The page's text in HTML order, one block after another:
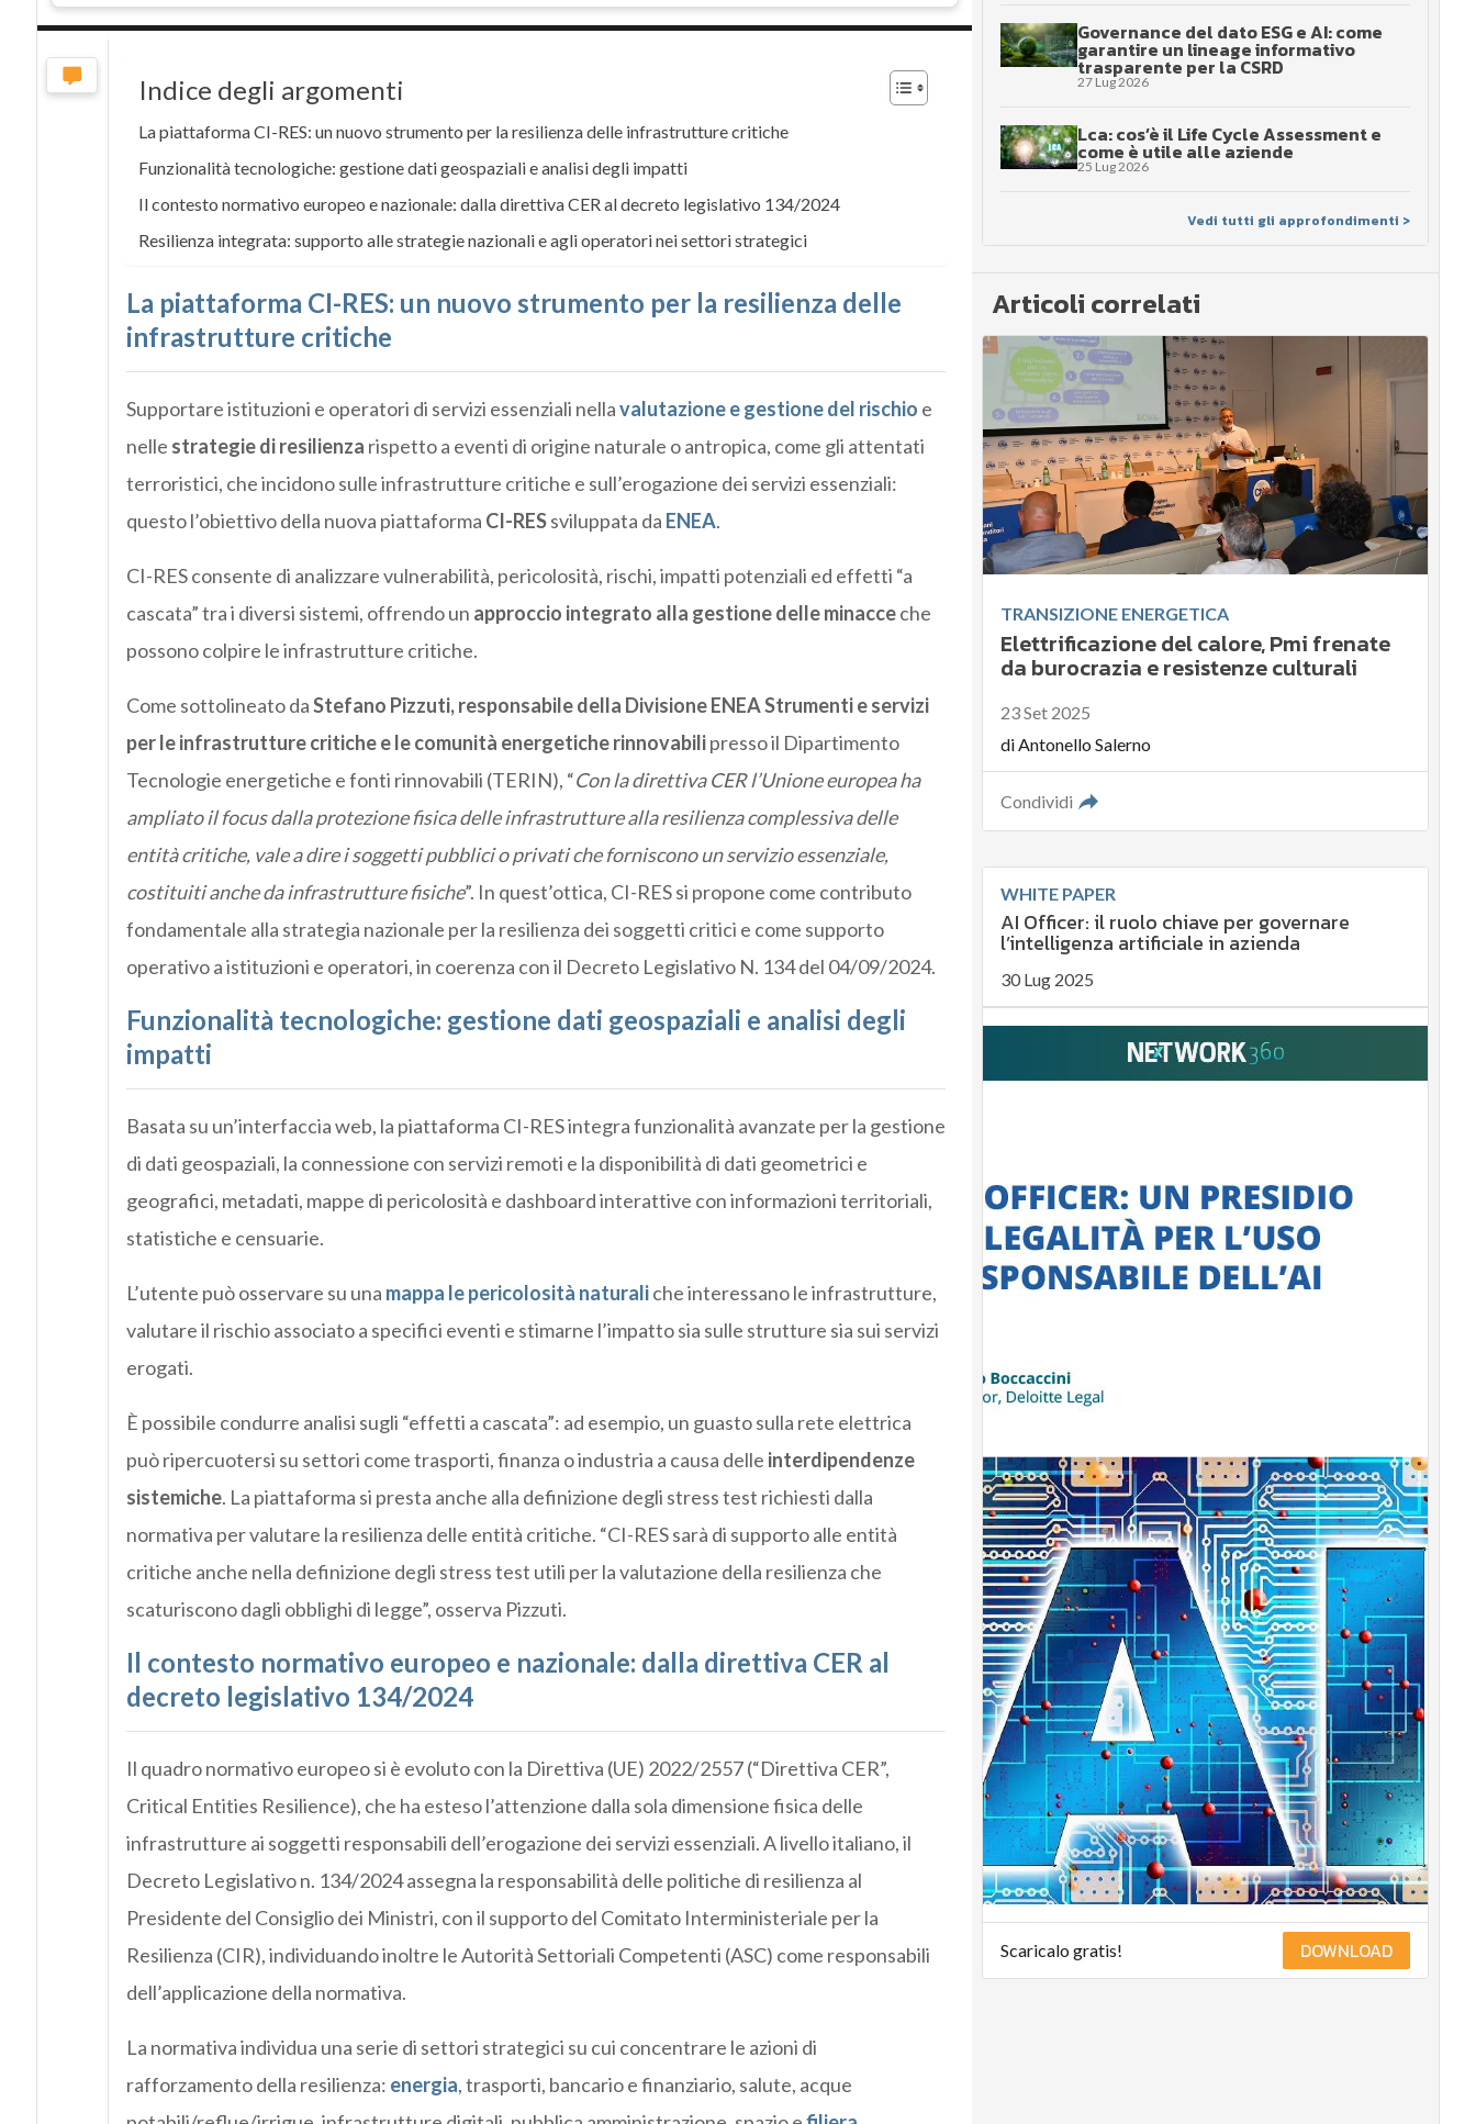
Indice degli argomenti
La piattaforma CI-RES: un nuovo strumento per la resilienza delle infrastrutture critiche
Funzionalità tecnologiche: gestione dati geospaziali e analisi degli impatti
Il contesto normativo europeo e nazionale: dalla direttiva CER al decreto legislativo 134/2024
Resilienza integrata: supporto alle strategie nazionali e agli operatori nei settori strategici
La piattaforma CI-RES: un nuovo strumento per la resilienza delle
infrastrutture critiche
Supportare istituzioni e operatori di servizi essenziali nellavalutazione e gestione del rischio e
nelle strategie di resilienza rispetto a eventi di origine naturale o antropica, come gli attentati
terroristici, che incidono sulle infrastrutture critiche e sull’erogazione dei servizi essenziali:
questo l’obiettivo della nuova piattaforma CI-RESsviluppata da ENEA.
CI-RES consente di analizzare vulnerabilità, pericolosità, rischi, impatti potenziali ed effetti “a
cascata” tra i diversi sistemi, offrendo un approccio integrato alla gestione delle minacceche
possono colpire le infrastrutture critiche.
Come sottolineato daStefano Pizzuti, responsabile della Divisione ENEA Strumenti e servizi
per le infrastrutture critiche e le comunità energetiche rinnovabilipresso il Dipartimento
Tecnologie energetiche e fonti rinnovabili (TERIN), “Con la direttiva CER l’Unione europea ha
ampliato il focus dalla protezione fisica delle infrastrutture alla resilienza complessiva delle
entità critiche, vale a dire i soggetti pubblici o privati che forniscono un servizio essenziale,
costituiti anche da infrastrutture fisiche”. In quest’ottica, CI-RES si propone come contributo
fondamentale alla strategia nazionale per la resilienza dei soggetti critici e come supporto
operativo a istituzioni e operatori, in coerenza con il Decreto Legislativo N. 134 del 04/09/2024.
Funzionalità tecnologiche: gestione dati geospaziali e analisi degli
impatti
Basata su un’interfaccia web, la piattaforma CI-RES integra funzionalità avanzate per la gestione
di dati geospaziali, la connessione con servizi remoti e la disponibilità di dati geometrici e
geografici, metadati, mappe di pericolosità e dashboard interattive con informazioni territoriali,
statistiche e censuarie.
L’utente può osservare su una mappa le pericolosità naturaliche interessano le infrastrutture,
valutare il rischio associato a specifici eventi e stimarne l’impatto sia sulle strutture sia sui servizi
erogati.
È possibile condurre analisi sugli “effetti a cascata”: ad esempio, un guasto sulla rete elettrica
può ripercuotersi su settori come trasporti, finanza o industria a causa delle interdipendenze
sistemiche. La piattaforma si presta anche alla definizione degli stress test richiesti dalla
normativa per valutare la resilienza delle entità critiche. “CI-RES sarà di supporto alle entità
critiche anche nella definizione degli stress test utili per la valutazione della resilienza che
scaturiscono dagli obblighi di legge”, osserva Pizzuti.
Il contesto normativo europeo e nazionale: dalla direttiva CER al
decreto legislativo 134/2024
Il quadro normativo europeo si è evoluto con la Direttiva (UE) 2022/2557 (“Direttiva CER”,
Critical Entities Resilience), che ha esteso l’attenzione dalla sola dimensione fisica delle
infrastrutture ai soggetti responsabili dell’erogazione dei servizi essenziali. A livello italiano, il
Decreto Legislativo n. 134/2024 assegna la responsabilità delle politiche di resilienza al
Presidente del Consiglio dei Ministri, con il supporto del Comitato Interministeriale per la
Resilienza (CIR), individuando inoltre le Autorità Settoriali Competenti (ASC) come responsabili
dell’applicazione della normativa.
La normativa individua una serie di settori strategici su cui concentrare le azioni di
rafforzamento della resilienza: energia, trasporti, bancario e finanziario, salute, acque
Governance del dato ESG e AI: come
garantire un lineage informativo
trasparente per la CSRD
27 Lug 2026
Lca: cos’è il Life Cycle Assessment e
come è utile alle aziende
25 Lug 2026
Vedi tutti gli approfondimenti >
Articoli correlati
TRANSIZIONE ENERGETICA
Elettrificazione del calore, Pmi frenate
da burocrazia e resistenze culturali
23 Set 2025
diAntonello Salerno
Condividi
WHITE PAPER
AI Officer: il ruolo chiave per governare
l’intelligenza artificiale in azienda
30 Lug 2025
Scaricalo gratis! DOWNLOAD